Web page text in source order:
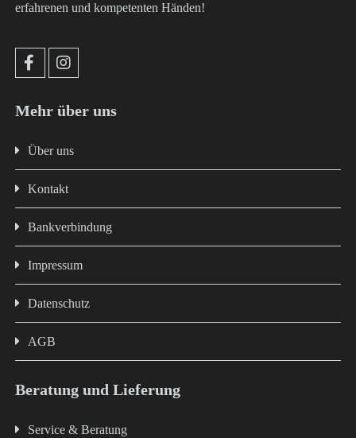
erfahrenen und kompetenten Händen!
Mehr über uns
Über uns
Kontakt
Bankverbindung
Impressum
Datenschutz
AGB
Beratung und Lieferung
Service & Beratung